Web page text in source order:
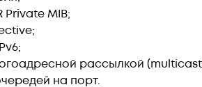
Private MIB;
рассылкой
на порт.